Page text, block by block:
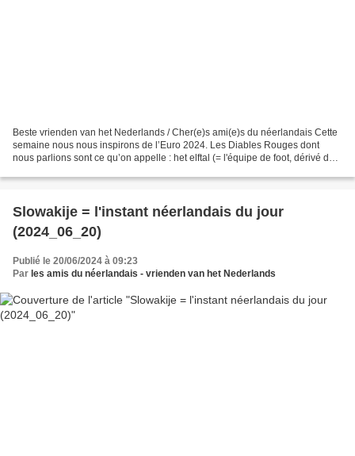
Beste vrienden van het Nederlands / Cher(e)s ami(e)s du néerlandais Cette
semaine nous nous inspirons de l’Euro 2024. Les Diables Rouges dont
nous parlions sont ce qu’on appelle : het elftal (= l'équipe de foot, dérivé de
Slowakije = l'instant néerlandais du jour
(2024_06_20)
Publié le 20/06/2024 à 09:23
Par les amis du néerlandais - vrienden van het Nederlands